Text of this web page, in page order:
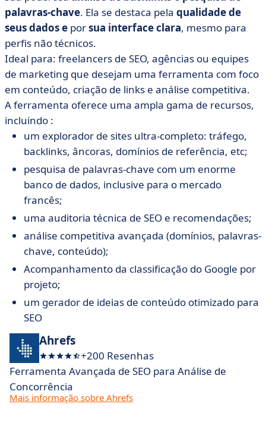
palavras-chave. Ela se destaca pela qualidade de
seus dados e porsua interface clara, mesmo para
perfis não técnicos.
Ideal para: freelancers de SEO, agências ou equipes
de marketing que desejam uma ferramenta com foco
em conteúdo, criação de links e análise competitiva.
A ferramenta oferece uma ampla gama de recursos,
incluindo :
um explorador de sites ultra-completo: tráfego,
backlinks, âncoras, domínios de referência, etc;
pesquisa de palavras-chave com um enorme
banco de dados, inclusive para o mercado
francês;
uma auditoria técnica de SEO e recomendações;
análise competitiva avançada (domínios, palavras-
chave, conteúdo);
Acompanhamento da classificação do Google por
projeto;
um gerador de ideias de conteúdo otimizado para
SEO
Ahrefs
+200 Resenhas
Ferramenta Avançada de SEO para Análise de
Concorrência
Mais informação sobre Ahrefs